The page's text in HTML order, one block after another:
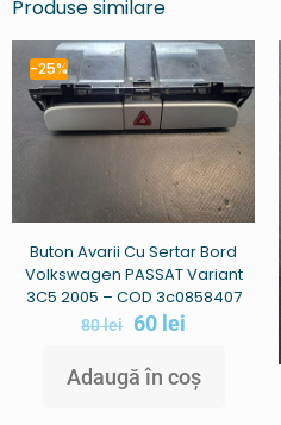
Produse similare
-25%
Buton Avarii Cu Sertar Bord
Volkswagen PASSAT Variant
3C5 2005 – COD 3c0858407
80lei 60 lei
Adaugă în coș